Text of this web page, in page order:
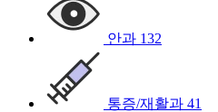
안과 132
통증/재활과 41